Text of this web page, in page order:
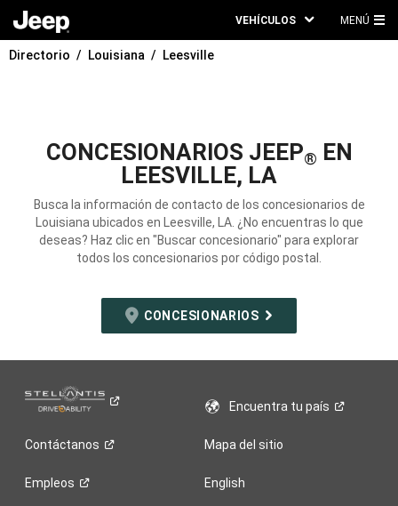
VEHÍCULOS MENÚ
Directorio Louisiana Leesville
CONCESIONARIOS JEEP® EN
LEESVILLE, LA
Busca la información de contacto de los concesionarios de
Louisiana ubicados en Leesville, LA. ¿No encuentras lo que
deseas? Haz clic en "Buscar concesionario" para explorar
todos los concesionarios por código postal.
CONCESIONARIOS
Encuentra tupaís
Contáctanos Mapa del sitio
Empleos English